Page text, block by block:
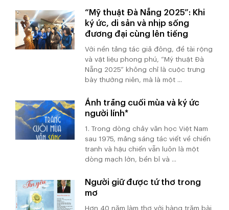
“Mỹ thuật Đà Nẵng 2025”: Khi
ký ức, di sản và nhịp sống
đương đại cùng lên tiếng
Với nền tảng tác giả đông, đề tài rộng
và vật liệu phong phú, “Mỹ thuật Đà
Nẵng 2025” không chỉ là cuộc trưng
bày thường niên, mà là một ...
Ánh trăng cuối mùa và ký ức
người lính*
1. Trong dòng chảy văn học Việt Nam
sau 1975, mảng sáng tác viết về chiến
tranh và hậu chiến vẫn luôn là một
dòng mạch lớn, bền bỉ và ...
Người giữ được tứ thơ trong
mơ
Hơn 40 năm làm thơ với hàng trăm bài